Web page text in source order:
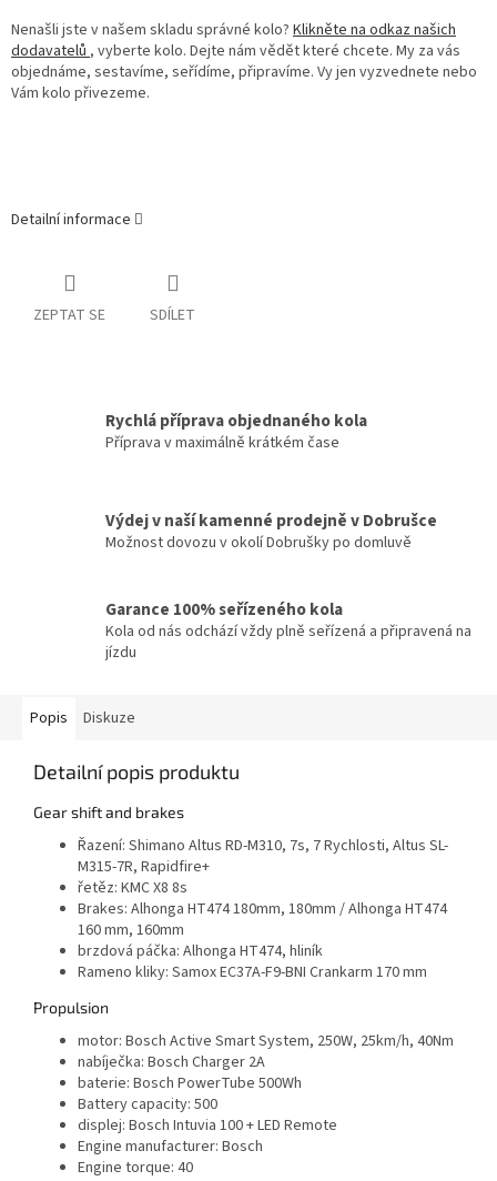
Nenašli jste v našem skladu správné kolo? Klikněte na odkaz našich
dodavatelů , vyberte kolo. Dejte nám vědět které chcete. My za vás
objednáme, sestavíme, seřídíme, připravíme. Vy jen vyzvednete nebo
Vám kolo přivezeme.
Detailní informace
ZEPTAT SE SDÍLET
Rychlá příprava objednaného kola
Příprava v maximálně krátkém čase
Výdej v naší kamenné prodejně v Dobrušce
Možnost dovozu v okolí Dobrušky po domluvě
Garance 100% seřízeného kola
Kola od nás odchází vždy plně seřízená a připravená na
jízdu
Popis Diskuze
Detailní popis produktu
Gear shift and brakes
Řazení: Shimano Altus RD-M310, 7s, 7 Rychlosti, Altus SL-
M315-7R, Rapidfire+
řetěz: KMC X8 8s
Brakes: Alhonga HT474 180mm, 180mm / Alhonga HT474
160 mm, 160mm
brzdová páčka: Alhonga HT474, hliník
Rameno kliky: Samox EC37A-F9-BNI Crankarm 170 mm
Propulsion
motor: Bosch Active Smart System, 250W, 25km/h, 40Nm
nabíječka: Bosch Charger 2A
baterie: Bosch PowerTube 500Wh
Battery capacity: 500
displej: Bosch Intuvia 100 + LED Remote
Engine manufacturer: Bosch
Engine torque: 40